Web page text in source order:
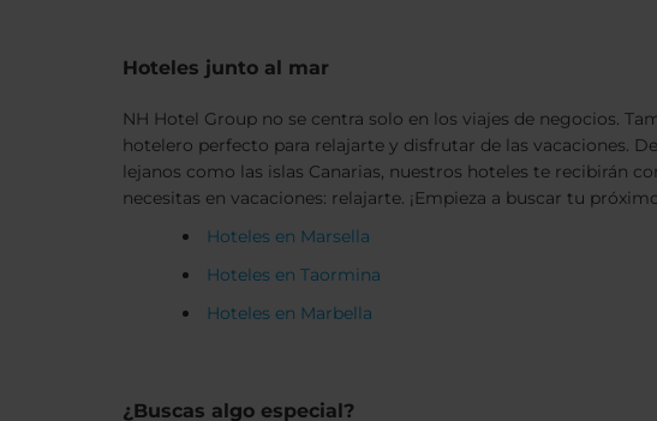
Hoteles junto al mar
NH Hotel Group no se centra solo en los viajes de negocios.
hotelero perfecto para relajarte y disfrutar de las vacaciones.
lejanos como las islas Canarias, nuestros hoteles te recibirán
necesitas en vacaciones: relajarte. ¡Empieza a buscar tu
Hoteles en Marsella
Hoteles en Taormina
Hoteles en Marbella
¿Buscas algo especial?